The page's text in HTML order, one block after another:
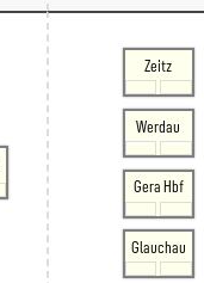
Zeitz
Werdau
Gera Hbf
Glauchau